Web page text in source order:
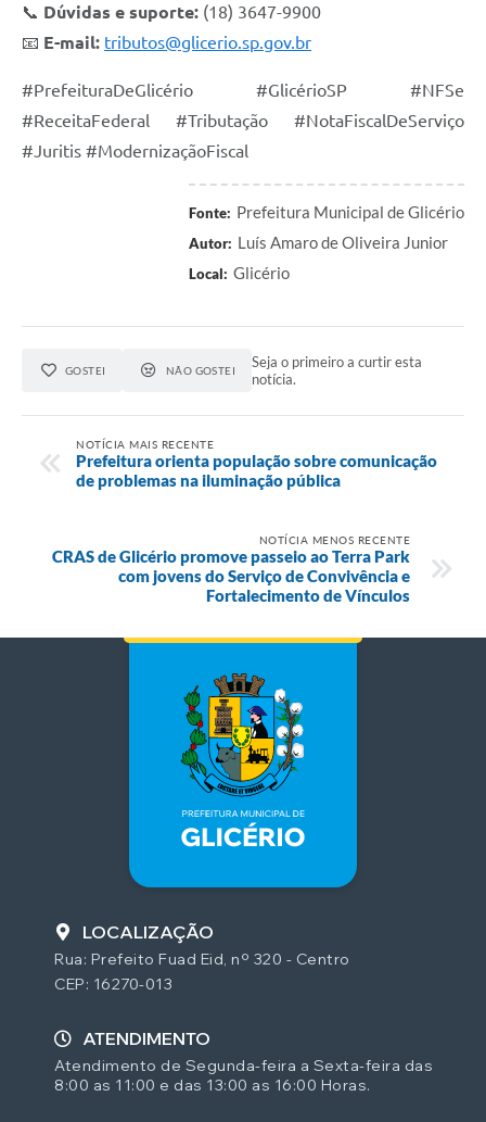
📞 Dúvidas e suporte: (18) 3647-9900
📧 E-mail: tributos@glicerio.sp.gov.br
#PrefeituraDeGlicério #GlicérioSP #NFSe
#ReceitaFederal #Tributação #NotaFiscalDeServiço
#Juritis #ModernizaçãoFiscal
Fonte: Prefeitura Municipal de Glicério
Autor: Luís Amaro de Oliveira Junior
Local: Glicério
GOSTEI NÃO GOSTEI
Seja o primeiro a curtir esta
notícia.
NOTÍCIA MAIS RECENTE
Prefeitura orienta população sobre comunicação
de problemas na iluminação pública
NOTÍCIA MENOS RECENTE
CRAS de Glicério promove passeio ao Terra Park
com jovens do Serviço de Convivência e
Fortalecimento de Vínculos
LOCALIZAÇÃO
Rua: Prefeito Fuad Eid, nº 320 - Centro
CEP: 16270-013
ATENDIMENTO
Atendimento de Segunda-feira a Sexta-feira das
8:00 as 11:00 e das 13:00 as 16:00 Horas.